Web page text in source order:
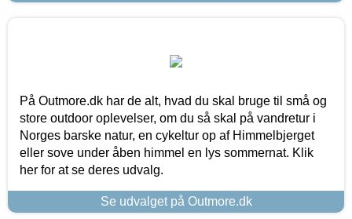
På Outmore.dk har de alt, hvad du skal bruge til små og
store outdoor oplevelser, om du så skal på vandretur i
Norges barske natur, en cykeltur op af Himmelbjerget
eller sove under åben himmel en lys sommernat. Klik
her for at se deres udvalg.
Se udvalget på Outmore.dk